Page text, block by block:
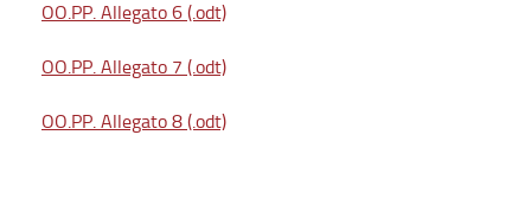
OO.PP. Allegato 6 (.odt)
OO.PP. Allegato 7 (.odt)
OO.PP. Allegato 8 (.odt)